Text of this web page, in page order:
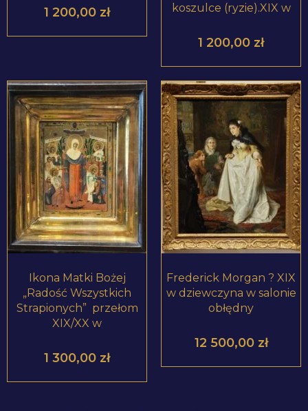
1 200,00 zł
koszulce (ryzie).XIX w
1 200,00 zł
ZOBACZ PRODUKT
Ikona Matki Bożej
„Radość Wszystkich
Strapionych” przełom
XIX/XX w
1 300,00 zł
ZOBACZ PRODUKT
Frederick Morgan ? XIX
w dziewczyna w salonie
obłędny
12 500,00 zł